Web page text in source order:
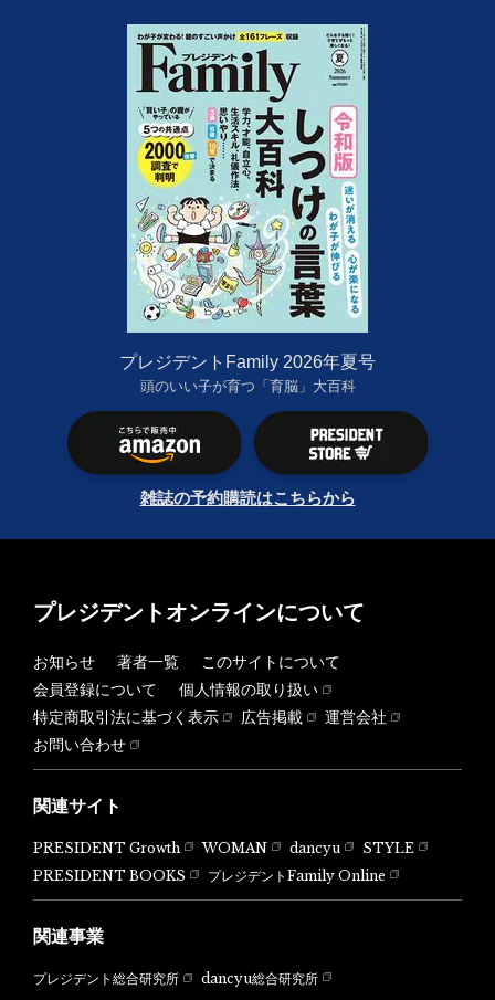
プレジデントFamily 2026年夏号
頭のいい子が育つ「育脳」大百科
雑誌の予約購読はこちらから
プレジデントオンラインについて
お知らせ 著者一覧
このサイトについて
会員登録について
個人情報の取り扱い
特定商取引法に基づく表示
広告掲載
運営会社
お問い合わせ
関連サイト
PRESIDENT Growth WOMAN dancyu
STYLE
PRESIDENT BOOKS
プレジデントFamily Online
関連事業
プレジデント総合研究所 dancyu総合研究所